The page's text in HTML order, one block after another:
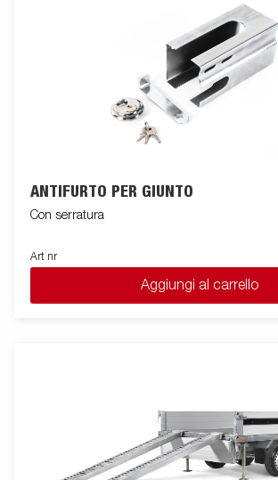
ANTIFURTO PER GIUNTO
Con serratura
Art nr
Aggiungi al carrello